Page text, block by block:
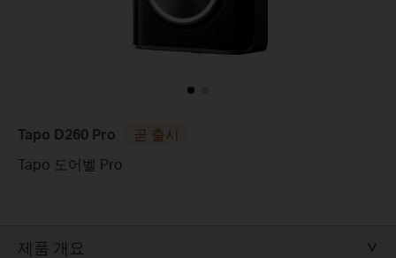
Tapo D260 Pro
곧 출시
Tapo 도어벨 Pro
제품 개요